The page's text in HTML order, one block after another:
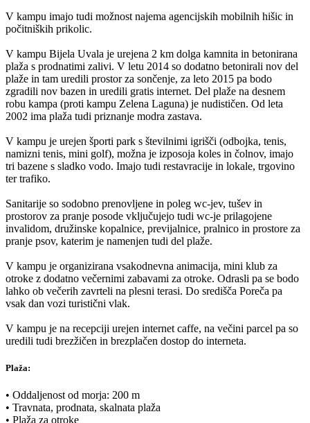
V kampu imajo tudi možnost najema agencijskih mobilnih hišic in
počitniških prikolic.
V kampu Bijela Uvala je urejena 2 km dolga kamnita in betonirana
plaža s prodnatimi zalivi. V letu 2014 so dodatno betonirali nov del
plaže in tam uredili prostor za sončenje, za leto 2015 pa bodo
zgradili nov bazen in uredili gratis internet. Del plaže na desnem
robu kampa (proti kampu Zelena Laguna) je nudističen. Od leta
2002 ima plaža tudi priznanje modra zastava.
V kampu je urejen športi park s številnimi igrišči (odbojka, tenis,
namizni tenis, mini golf), možna je izposoja koles in čolnov, imajo
tri bazene s sladko vodo. Imajo tudi restavracije in lokale, trgovino
ter trafiko.
Sanitarije so sodobno prenovljene in poleg wc-jev, tušev in
prostorov za pranje posode vključujejo tudi wc-je prilagojene
invalidom, družinske kopalnice, previjalnice, pralnico in prostore za
pranje psov, katerim je namenjen tudi del plaže.
V kampu je organizirana vsakodnevna animacija, mini klub za
otroke z dodatno večernimi zabavami za otroke. Odrasli pa se bodo
lahko ob večerih zavrteli na plesni terasi. Do središča Poreča pa
vsak dan vozi turistični vlak.
V kampu je na recepciji urejen internet caffe, na večini parcel pa so
uredili tudi brezžičen in brezplačen dostop do interneta.
Plaža:
• Oddaljenost od morja: 200 m
• Travnata, prodnata, skalnata plaža
• Plaža za otroke